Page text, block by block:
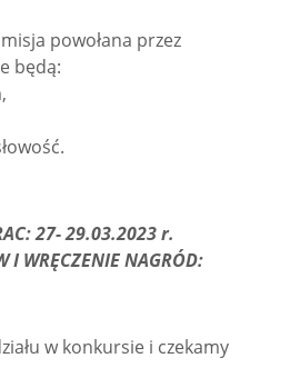
powołana przez
będą:
27- 29.03.2023 r.
I WRĘCZENIE NAGRÓD:
w konkursie i czekamy